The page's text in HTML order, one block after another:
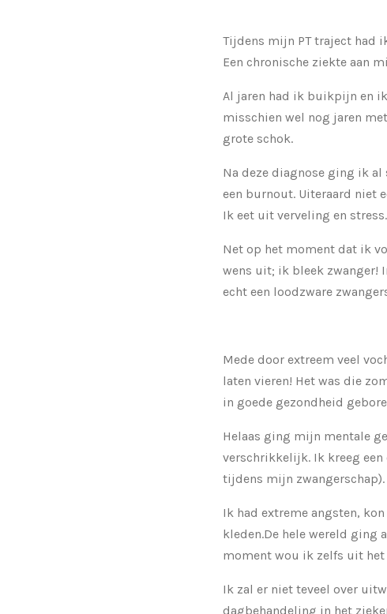
Tijdens mijn PT traject had
Een chronische ziekte aan
Al jaren had ik buikpijn en
misschien wel nog jaren
grote schok.
Na deze diagnose ging ik
een burnout. Uiteraard niet
Ik eet uit verveling en
Net op het moment dat ik
wens uit; ik bleek zwanger!
echt een loodzware
Mede door extreem veel
laten vieren! Het was die
in goede gezondheid
Helaas ging mijn mentale
verschrikkelijk. Ik kreeg
tijdens mijn zwangerschap).
Ik had extreme angsten,
kleden.De hele wereld ging
moment wou ik zelfs uit het
Ik zal er niet teveel over
dagbehandeling in het